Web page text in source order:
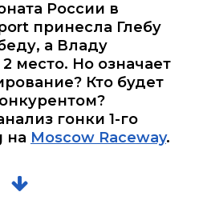
России в
принесла Глебу
а Владу
место. Но означает
Кто будет
гонки 1-го
на Moscow Raceway.